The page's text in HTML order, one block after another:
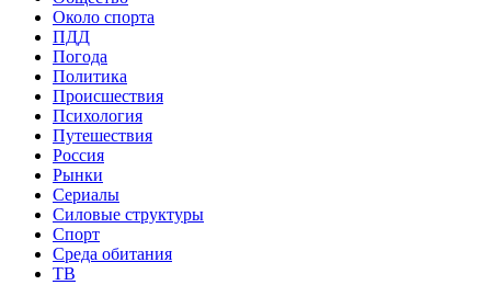
Около спорта
ПДД
Погода
Политика
Происшествия
Психология
Путешествия
Россия
Рынки
Сериалы
Силовые структуры
Спорт
Среда обитания
ТВ